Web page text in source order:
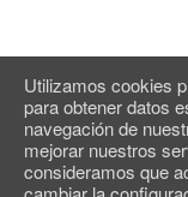
© Espai
Contacto
Utilizamos cookies
para obtener datos
navegación de
mejorar nuestros
consideramos que